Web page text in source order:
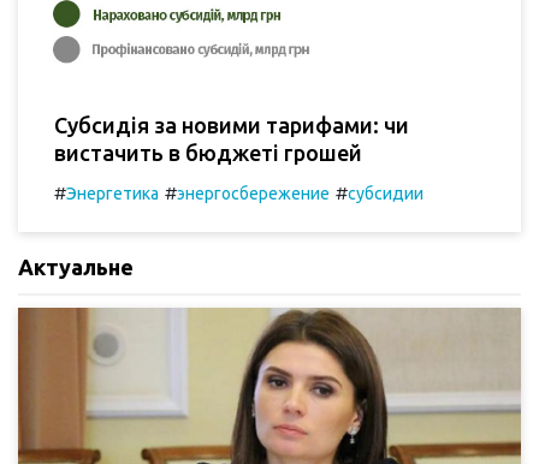
Субсидія за новими тарифами: чи
вистачить в бюджеті грошей
#Энергетика #энергосбережение #субсидии
Актуальне